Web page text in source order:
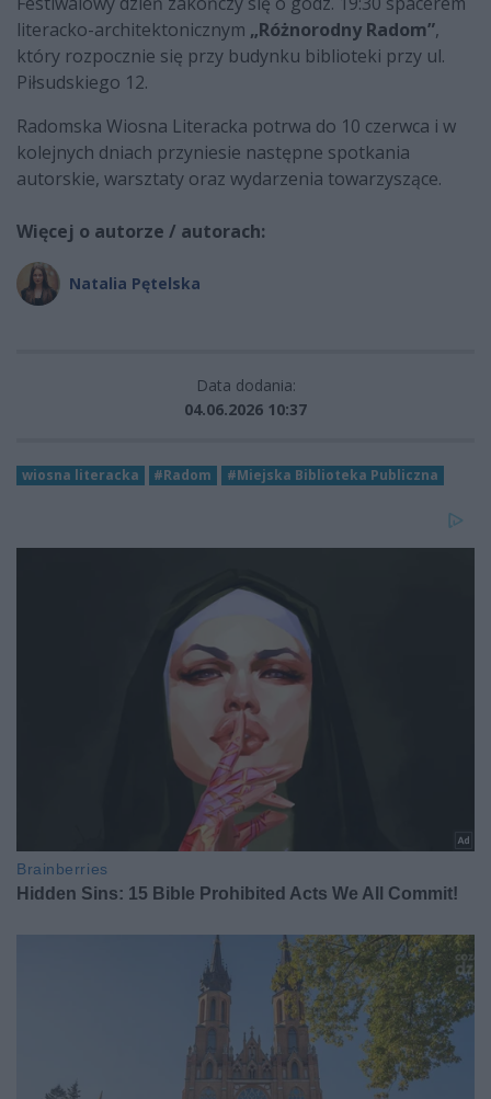
literacko-architektonicznym „Różnorodny Radom”,
który rozpocznie się przy budynku biblioteki przy ul.
Piłsudskiego 12.
Radomska Wiosna Literacka potrwa do 10 czerwca i w
kolejnych dniach przyniesie następne spotkania
autorskie, warsztaty oraz wydarzenia towarzyszące.
Więcej o autorze / autorach:
Natalia Pętelska
Data dodania:
04.06.2026 10:37
wiosna literacka #Radom #Miejska Biblioteka Publiczna